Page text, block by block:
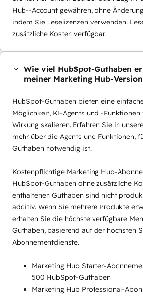
Hub--Account gewähren, ohne
indem Sie Leselizenzen verwenden.
zusätzliche Kosten verfügbar.
Wie viel HubSpot-Guthaben
meiner Marketing Hub-
HubSpot-Guthaben bieten eine
Möglichkeit, KI-Agents und -Funktionen
Wirkung skalieren. Erfahren Sie in
mehr über die Agents und Funktionen,
Guthaben notwendig ist.
Kostenpflichtige Marketing Hub-
HubSpot-Guthaben ohne zusätzliche
enthaltenen Guthaben sind nicht
additiv. Wenn Sie mehrere Produkte
erhalten Sie die höchste verfügbare
Guthaben, basierend auf der höchsten
Abonnementdienste.
Marketing Hub Starter-
500 HubSpot-Guthaben
Marketing Hub Professional-